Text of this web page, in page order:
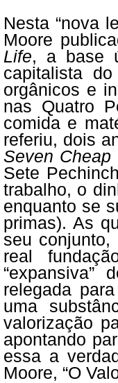
Nesta “nova
Moore
Life, a base
capitalista
orgânicos e
nas Quatro
comida e
referiu, dois
Seven Cheap
Sete
trabalho, o
enquanto se
primas). As
seu
real
relegada
uma
valorização
apontando
essa a
Moore, “O